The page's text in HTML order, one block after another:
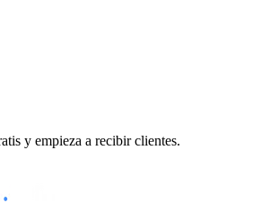
y empieza a recibir clientes.